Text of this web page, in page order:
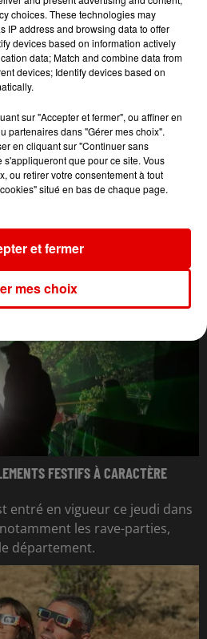
FESTIFS À CARACTÈRE
entré en vigueur ce jeudi dans
les rave-parties,
département.
choices. These technologies may
IP address and browsing data to offer
devices based on information actively
data; Match and combine data from
devices; Identify devices based on
sur "Accepter et fermer", ou affiner en
partenaires dans "Gérer mes choix".
en cliquant sur "Continuer sans
s'appliqueront que pour ce site. Vous
ou retirer votre consentement à tout
situé en bas de chaque page.
mes choix
et fermer